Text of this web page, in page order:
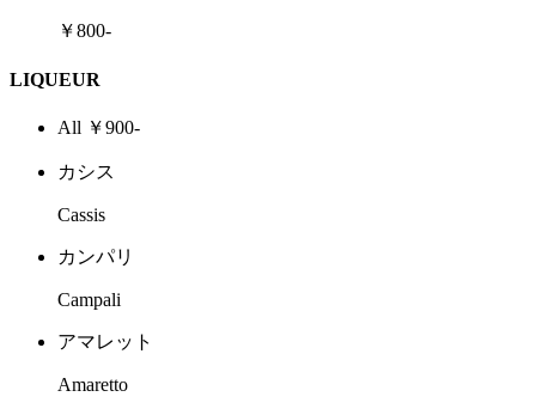
￥800-
LIQUEUR
All ￥900-
カシス
Cassis
カンパリ
Campali
アマレット
Amaretto